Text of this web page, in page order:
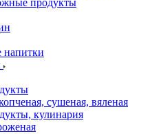
продукты
сушеная, вяленая
кулинария